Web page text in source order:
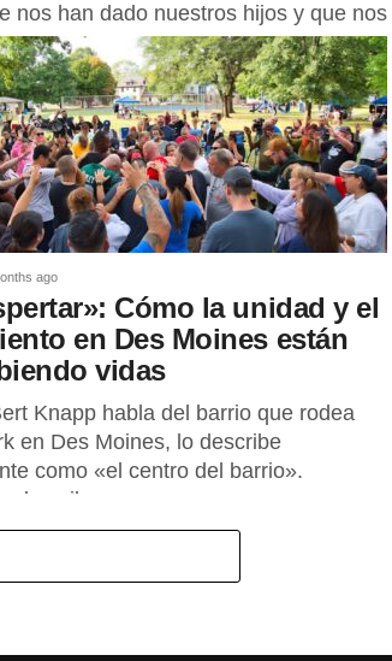
nos han dado nuestros hijos y que nos
ago
Cómo la unidad y el
en Des Moines están
vidas
Knapp habla del barrio que rodea
en Des Moines, lo describe
como «el centro del barrio».
describe como su...